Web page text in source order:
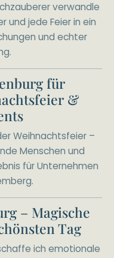
verwandle
und jede Feier in ein
und echter
für
&
Weihnachtsfeier –
Menschen und
für Unternehmen
– Magische
Tag
ich emotionale